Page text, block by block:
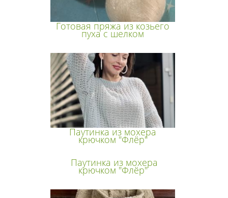
Готовая пряжа из козьего
пуха с шелком
Паутинка из мохера
крючком "Флёр"
Паутинка из мохера
крючком "Флёр"